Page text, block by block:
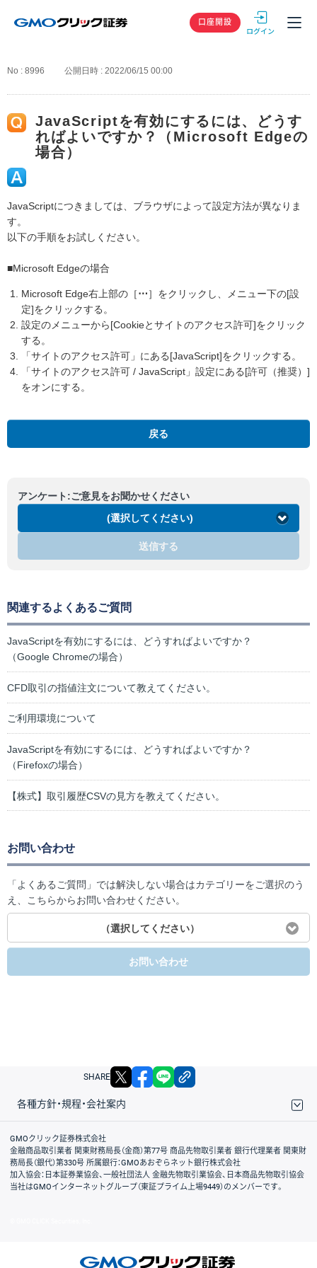
GMOクリック
口座開設
No : 8996 公開日時 : 2022/06/15 00:00
JavaScriptを有効にするには、どうす
ればよいですか？（Microsoft Edgeの
場合）
JavaScriptにつきましては、ブラウザによって設定方法が異なりま
す。
以下の手順をお試しください。
■Microsoft Edgeの場合
Microsoft Edge右上部の［⋯］をクリックし、メニュー下の[設
定]をクリックする。
設定のメニューから[Cookieとサイトのアクセス許可]をクリック
する。
「サイトのアクセス許可」にある[JavaScript]をクリックする。
「サイトのアクセス許可 / JavaScript」設定にある[許可（推奨）]
をオンにする。
戻る
アンケート:ご意見をお聞かせください
(選択してください)
送信する
関連するよくあるご質問
JavaScriptを有効にするには、どうすればよいですか？
（Google Chromeの場合）
CFD取引の指値注文について教えてください。
ご利用環境について
JavaScriptを有効にするには、どうすればよいですか？
（Firefoxの場合）
【株式】取引履歴CSVの見方を教えてください。
お問い合わせ
「よくあるご質問」では解決しない場合はカテゴリーをご選択のう
え、こちらからお問い合わせください。
（選択してください）
お問い合わせ
SHARE X facebook
各種方針・規程・会社案内
取引規程・約款
サイトマップ
その他のご案内
個人情報保護方針
最良執行方針
サイトのご利用について
ディスクレイマー
信託保全
リスク説明
会社案内
GMOクリック証券株式会社
金融商品取引業者 関東財務局長（金商）第77号 商品先物取引業者 銀行代理業者 関東財
務局長（銀代）第330号 所属銀行：GMOあおぞらネット銀行株式会社
加入協会：日本証券業協会、一般社団法人 金融先物取引業協会、日本商品先物取引協会
当社はGMOインターネットグループ（東証プライム上場9449）のメンバーです。